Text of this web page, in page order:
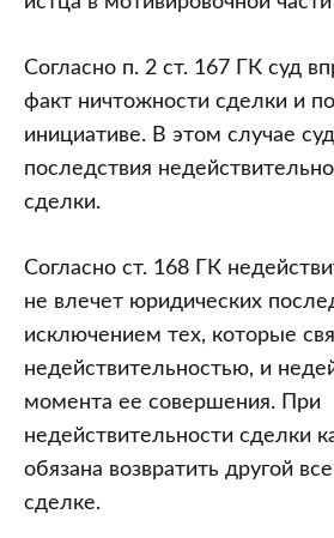
Согласно п. 2 ст. 167 ГК суд
факт ничтожности сделки и
инициативе. В этом случае
последствия
сделки.
Согласно ст. 168 ГК
не влечет юридических
исключением тех, которые
недействительностью, и
момента ее совершения. При
недействительности сделки
обязана возвратить другой
сделке.